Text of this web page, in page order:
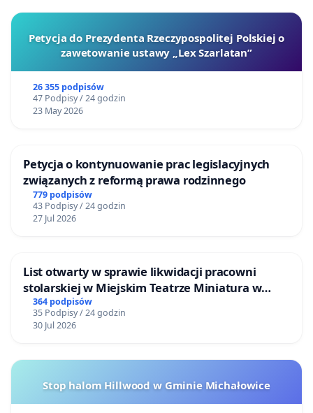
Petycja do Prezydenta Rzeczypospolitej Polskiej o
zawetowanie ustawy „Lex Szarlatan”
26 355 podpisów
47 Podpisy / 24 godzin
23 May 2026
Petycja o kontynuowanie prac legislacyjnych
związanych z reformą prawa rodzinnego
779 podpisów
43 Podpisy / 24 godzin
27 Jul 2026
List otwarty w sprawie likwidacji pracowni
stolarskiej w Miejskim Teatrze Miniatura w
Gdańsku
364 podpisów
35 Podpisy / 24 godzin
30 Jul 2026
Stop halom Hillwood w Gminie Michałowice